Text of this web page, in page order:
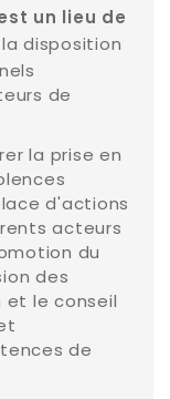
un lieu de
disposition
de
la prise en
d'actions
acteurs
du
des
et le conseil
de